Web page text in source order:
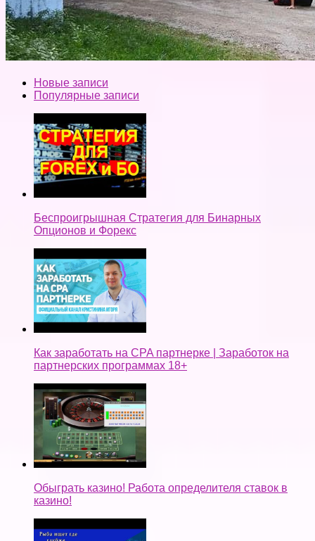
Новые записи
Популярные записи
Беспроигрышная Стратегия для Бинарных
Опционов и Форекс
Как заработать на CPA партнерке | Заработок на
партнерских программах 18+
Обыграть казино! Работа определителя ставок в
казино!